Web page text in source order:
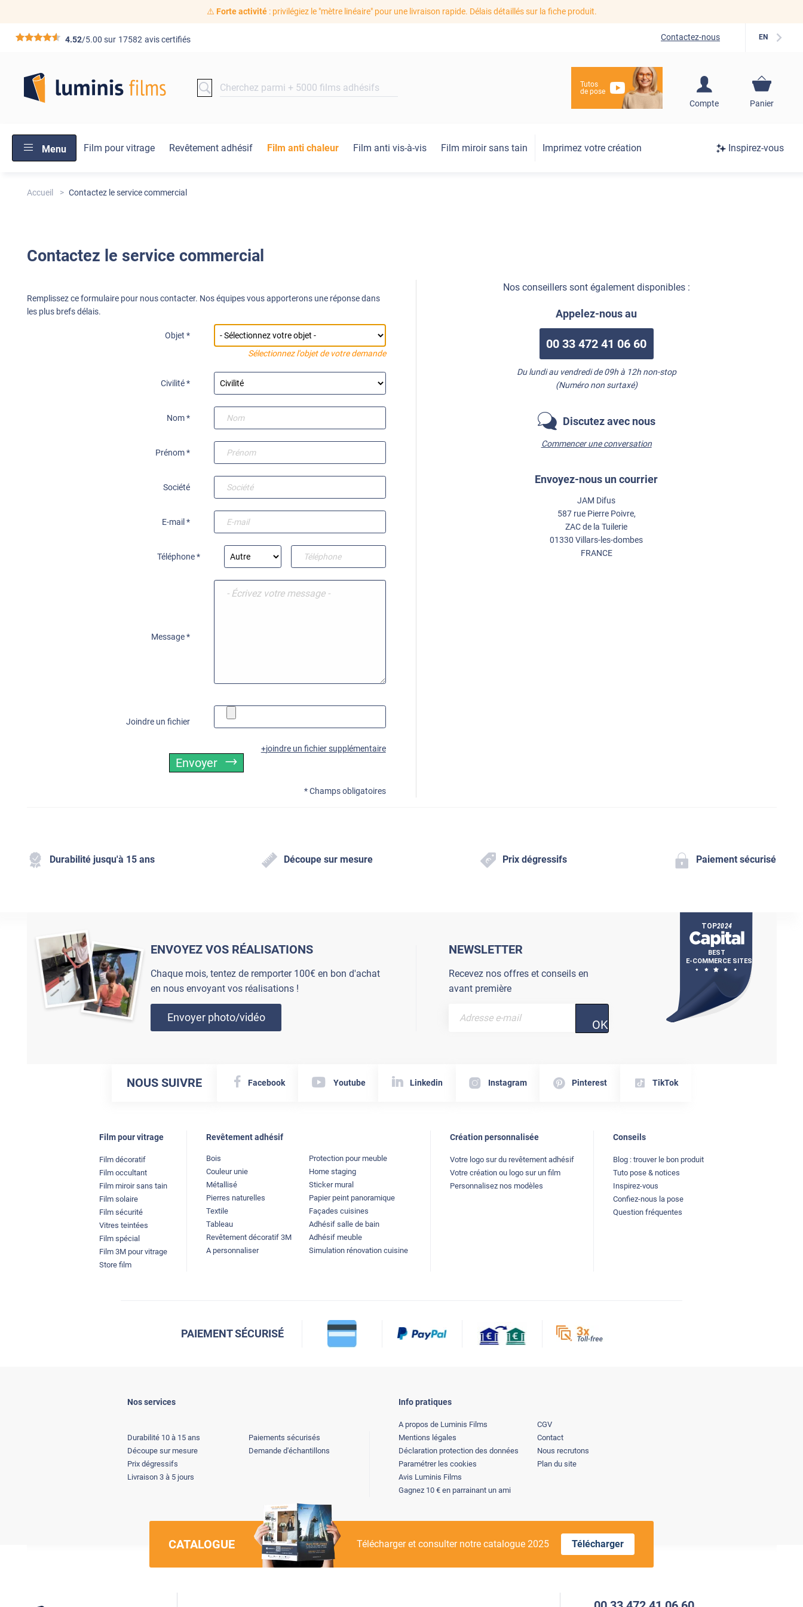
⚠️ Forte activité: privilégiez le "mètre linéaire" pour une livraison rapide. Délais détaillés sur la fiche produit.
*****4.52/5.00 sur 17582 avis certifiés Contactez-nous EN
Tutos
de pose
Compte
S'inscrire / Se
Panier
Menu Film pour vitrage Revêtement adhésif Film anti chaleur Film anti vis-à-vis Film miroir sans tain Imprimez votre création Inspirez-vous
Accueil Contactez le service commercial
Contactez le service commercial
Remplissez ce formulaire pour nous contacter. Nos équipes vous apporterons une réponse dans
les plus brefs délais.
Objet *
Sélectionnez l'objet de votre demande
Civilité *
Nom *
Prénom *
Société
E-mail *
Téléphone *
Message *
Joindre un fichier
joindre un fichier supplémentaire
Envoyer
* Champs obligatoires
Nos conseillers sont également disponibles :
Appelez-nous au
00 33 472 41 06 60
Du lundi au vendredi de 09h à 12h non-stop
(Numéro non surtaxé)
Discutez avec nous
Commencer une conversation
Envoyez-nous un courrier
JAM Difus
587 rue Pierre Poivre,
ZAC de la Tuilerie
01330 Villars-les-dombes
FRANCE
Durabilité jusqu'à 15 ans Découpe sur mesure Prix dégressifs Paiement sécurisé
ENVOYEZ VOS RÉALISATIONS
Chaque mois, tentez de remporter 100€ en bon d'achat
en nous envoyant vos réalisations !
Envoyer photo/vidéo
NEWSLETTER
Recevez nos offres et conseils en
avant première
OK
NOUS SUIVRE Facebook Youtube Linkedin Instagram Pinterest TikTok
Film pour vitrage
Film décoratif
Film occultant
Film miroir sans tain
Film solaire
Film sécurité
Vitres teintées
Film spécial
Film 3M pour vitrage
Store film
Revêtement adhésif
Bois
Couleur unie
Métallisé
Pierres naturelles
Textile
Tableau
Revêtement décoratif 3M
A personnaliser
Protection pour meuble
Home staging
Sticker mural
Papier peint panoramique
Façades cuisines
Adhésif salle de bain
Adhésif meuble
Simulation rénovation cuisine
Création personnalisée
Votre logo sur du revêtement adhésif
Votre création ou logo sur un film
Personnalisez nos modèles
Conseils
Blog : trouver le bon produit
Tuto pose & notices
Inspirez-vous
Confiez-nous la pose
Question fréquentes
PAIEMENT SÉCURISÉ
Nos services
Durabilité 10 à 15 ans
Découpe sur mesure
Prix dégressifs
Livraison 3 à 5 jours
Paiements sécurisés
Demande d'échantillons
Info pratiques
A propos de Luminis Films
Mentions légales
Déclaration protection des données
Paramétrer les cookies
Avis Luminis Films
Gagnez 10 € en parrainant un ami
CGV
Contact
Nous recrutons
Plan du site
CATALOGUE Télécharger et consulter notre catalogue 2025 Télécharger